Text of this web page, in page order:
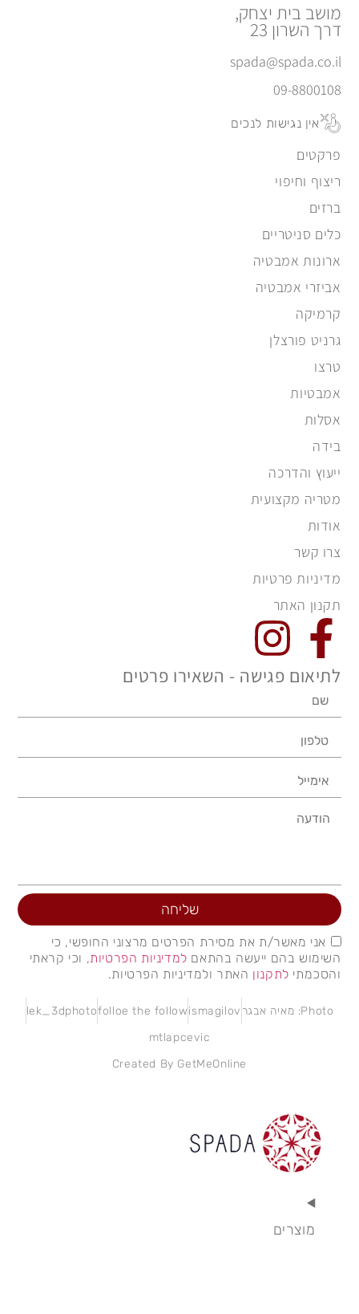
מושב בית יצחק,
דרך השרון 23
spada@spada.co.il
09-8800108
אין נגישות לנכים
פרקטים
ריצוף וחיפוי
ברזים
כלים סניטריים
ארונות אמבטיה
אביזרי אמבטיה
קרמיקה
גרניט פורצלן
טרצו
אמבטיות
אסלות
בידה
ייעוץ והדרכה
מטריה מקצועית
אודות
צרו קשר
מדיניות פרטיות
תקנון האתר
לתיאום פגישה - השאירו פרטים
אני מאשר/ת את מסירת הפרטים מרצוני החופשי, כי
השימוש בהם ייעשה בהתאם למדיניות הפרטיות, וכי קראתי
והסכמתי לתקנון האתר ולמדיניות הפרטיות.
שליחה
Created By GetMeOnline
Photo: מאיה אבגר ismagilov
folloe the follow
lek_3dphoto
mtlapcevic
מוצרים